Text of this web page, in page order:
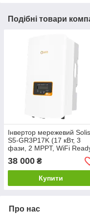
Подібні товари
Інвертор мережевий Solis
S5-GR3P17K (17 кВт, 3
фази, 2 MPPT, WiFi
220/380В, IP66)
38 000 ₴
Купити
Про нас